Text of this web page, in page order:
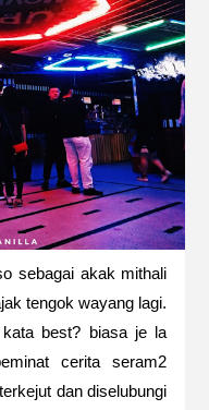
sebagai akak mithali
tengok wayang lagi.
best? biasa je la
cerita seram2
dan diselubungi